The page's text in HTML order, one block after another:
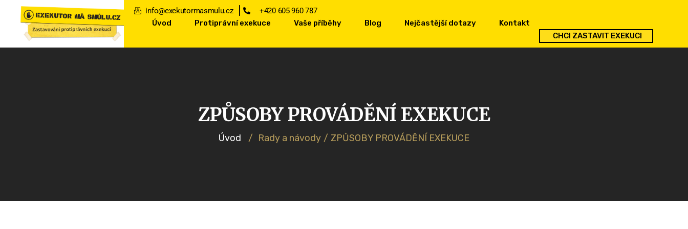
info@exekutormasmulu.cz
+420 605 960 787
Úvod
Protiprávní exekuce Vaše příběhy Blog Nejčastější dotazy
Kontakt
CHCI ZASTAVIT EXEKUCI
ZPŮSOBY PROVÁDĚNÍ EXEKUCE
Úvod / Rady a návody / ZPŮSOBY PROVÁDĚNÍ EXEKUCE